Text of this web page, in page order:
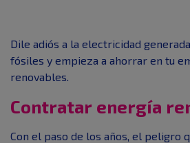
Dile adiós a la electricidad
fósiles y empieza a ahorrar en tu
renovables.
Contratar energía
Con el paso de los años, el peligro